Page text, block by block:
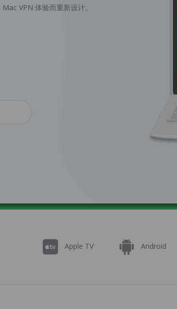
VPN 体验而重新设计。
Apple TV Android